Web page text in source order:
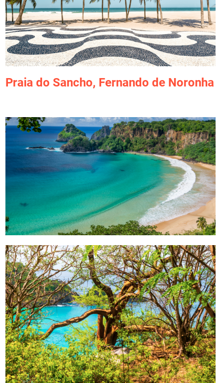
Praia do Sancho, Fernando de Noronha